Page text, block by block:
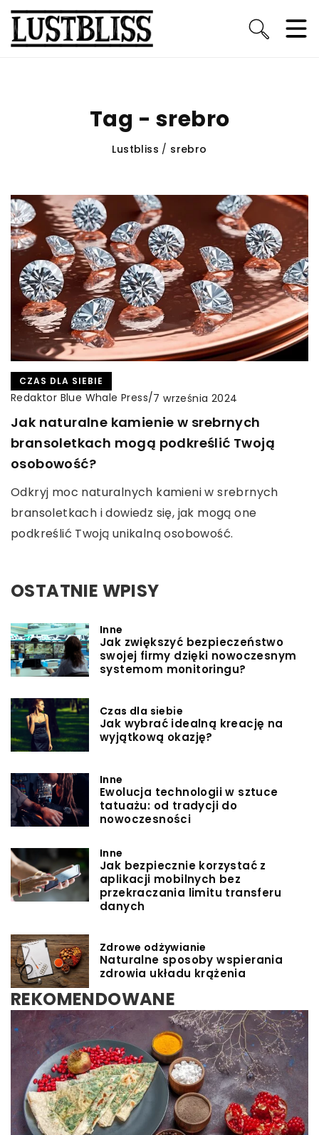
Tag - srebro
Lustbliss / srebro
CZAS DLA SIEBIE
Redaktor Blue Whale Press/7 września 2024
Jak naturalne kamienie w srebrnych
bransoletkach mogą podkreślić Twoją
osobowość?
Odkryj moc naturalnych kamieni w srebrnych
bransoletkach i dowiedz się, jak mogą one
podkreślić Twoją unikalną osobowość.
OSTATNIE WPISY
Inne
Jak zwiększyć bezpieczeństwo
swojej firmy dzięki nowoczesnym
systemom monitoringu?
Czas dla siebie
Jak wybrać idealną kreację na
wyjątkową okazję?
Inne
Ewolucja technologii w sztuce
tatuażu: od tradycji do
nowoczesności
Inne
Jak bezpiecznie korzystać z
aplikacji mobilnych bez
przekraczania limitu transferu
danych
Zdrowe odżywianie
Naturalne sposoby wspierania
zdrowia układu krążenia
REKOMENDOWANE